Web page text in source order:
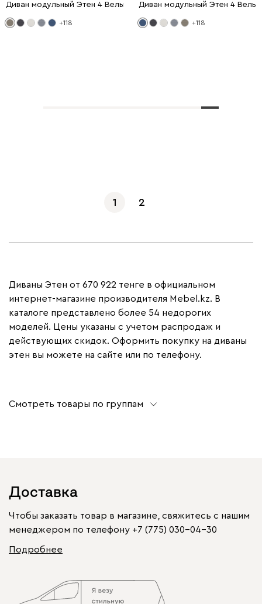
Диван модульный Этен 4 Вельвет Бежевый
+118
Диван модульный Этен 4
+118
1 2
Диваны Этен от 670 922 тенге в официальном
интернет-магазине производителя Mebel.kz. В
каталоге представлено более 54 недорогих
моделей. Цены указаны с учетом распродаж и
действующих скидок. Оформить покупку на диваны
этен вы можете на сайте или по телефону.
Смотреть товары по группам
Доставка
Чтобы заказать товар в магазине, свяжитесь с нашим
менеджером по телефону +7 (775) 030-04-30
Подробнее